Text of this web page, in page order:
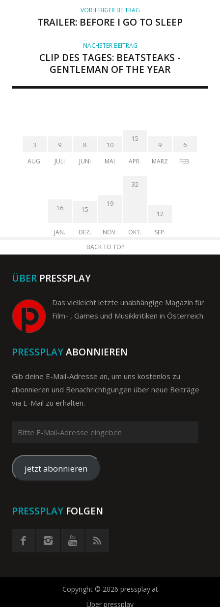
VORHERIGER BEITRAG
TRAILER: BEFORE I GO TO SLEEP
NÄCHSTER BEITRAG
CLIP DES TAGES: BEATSTEAKS -
GENTLEMAN OF THE YEAR
3
AUG.
9
JULI
8
JUNI
10
MAI
15
APR.
9
MÄRZ
6
FEB.
16
JAN.
15
DEZ.
19
NOV.
32
OKT.
12
SEP.
BACK TO TOP
ÜBER PRESSPLAY
Das vielleicht letzte unabhängige Magazin für
Film- , Games und Musikkritiken in Österreich.
PRESSPLAYABONNIEREN
Gib deine E-Mail-Adresse an, um uns kostenlos zu
abonnieren und Benachrichtigungen über neue Beiträge
via E-Mail zu erhalten.
Mail-
Adresse
eingeben
jetzt abonnieren
PRESSPLAY FOLGEN
Copyright © 2026 pressplay.at
Über pressplay